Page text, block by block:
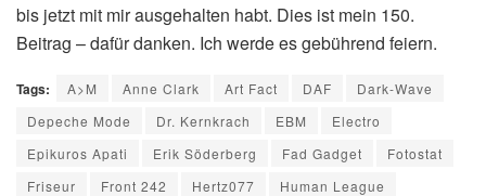
bis jetzt mit mir ausgehalten habt. Dies ist mein 150.
Beitrag – dafür danken. Ich werde es gebührend feiern.
Tags: A>M Anne Clark Art Fact DAF
Dark-Wave
Depeche Mode
Dr. Kernkrach EBM
Electro
Epikuros Apati
Erik Söderberg Fad Gadget
Fotostat
Friseur
Front 242 Hertz077
Human League